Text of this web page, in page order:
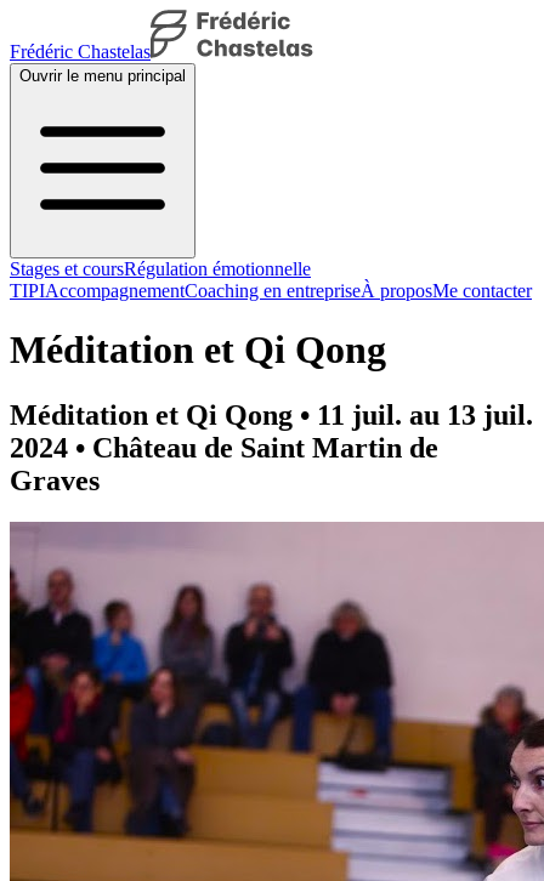
Frédéric Chastelas
Ouvrir le menu principal
Stages et coursRégulation émotionnelle
TIPIAccompagnementCoaching en entrepriseÀ proposMe contacter
Méditation et Qi Qong
Méditation et Qi Qong • 11 juil. au 13 juil.
2024 • Château de Saint Martin de
Graves